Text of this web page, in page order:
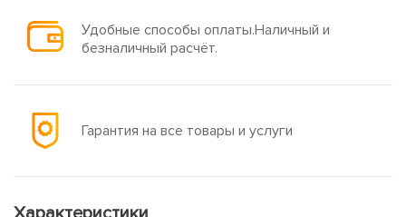
Удобные способы оплаты.Наличный и
безналичный расчёт.
Гарантия на все товары и услуги